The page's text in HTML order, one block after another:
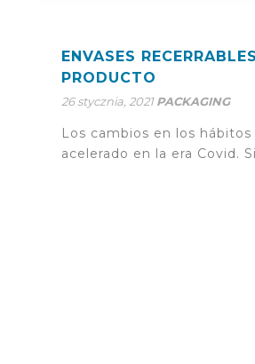
ENVASES
PRODUCTO
26 stycznia, 2021 PACKAGING
Los cambios en los
acelerado en la era Covid.